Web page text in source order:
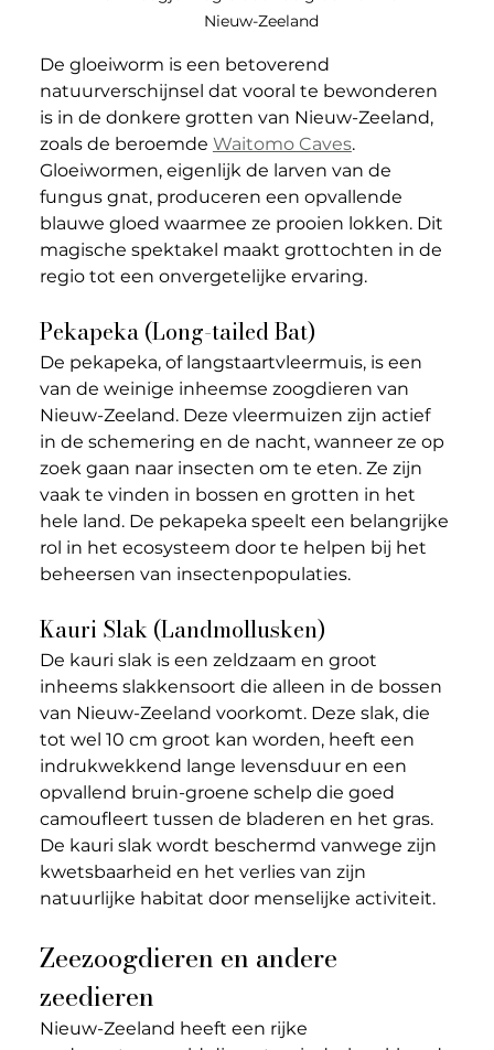
Nieuw-Zeeland
De gloeiworm is een betoverend
natuurverschijnsel dat vooral te bewonderen
is in de donkere grotten van Nieuw-Zeeland,
zoals de beroemde Waitomo Caves.
Gloeiwormen, eigenlijk de larven van de
fungus gnat, produceren een opvallende
blauwe gloed waarmee ze prooien lokken. Dit
magische spektakel maakt grottochten in de
regio tot een onvergetelijke ervaring.
Pekapeka (Long-tailed Bat)
De pekapeka, of langstaartvleermuis, is een
van de weinige inheemse zoogdieren van
Nieuw-Zeeland. Deze vleermuizen zijn actief
in de schemering en de nacht, wanneer ze op
zoek gaan naar insecten om te eten. Ze zijn
vaak te vinden in bossen en grotten in het
hele land. De pekapeka speelt een belangrijke
rol in het ecosysteem door te helpen bij het
beheersen van insectenpopulaties.
Kauri Slak (Landmollusken)
De kauri slak is een zeldzaam en groot
inheems slakkensoort die alleen in de bossen
van Nieuw-Zeeland voorkomt. Deze slak, die
tot wel 10 cm groot kan worden, heeft een
indrukwekkend lange levensduur en een
opvallend bruin-groene schelp die goed
camoufleert tussen de bladeren en het gras.
De kauri slak wordt beschermd vanwege zijn
kwetsbaarheid en het verlies van zijn
natuurlijke habitat door menselijke activiteit.
Zeezoogdieren en andere
zeedieren
Nieuw-Zeeland heeft een rijke